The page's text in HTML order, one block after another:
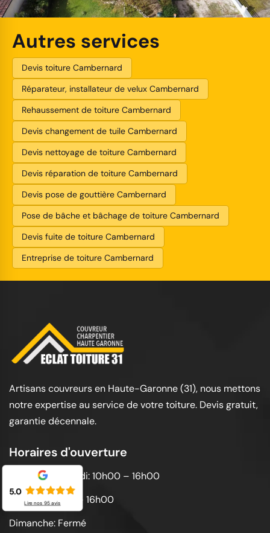
Autres services
Devis toiture Cambernard
Réparateur, installateur de velux Cambernard
Rehaussement de toiture Cambernard
Devis changement de tuile Cambernard
Devis nettoyage de toiture Cambernard
Devis réparation de toiture Cambernard
Devis pose de gouttière Cambernard
Pose de bâche et bâchage de toiture Cambernard
Devis fuite de toiture Cambernard
Entreprise de toiture Cambernard
Artisans couvreurs en Haute-Garonne (31), nous mettons
notre expertise au service de votre toiture. Devis gratuit,
garantie décennale.
Horaires d'ouverture
Lundi au vendredi: 10h00 – 16h00
Samedi: 10h00 – 16h00
Dimanche: Fermé
5.0
Lire nos 95avis